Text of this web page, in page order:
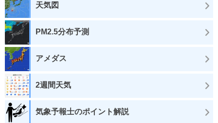
天気図
PM2.5分布予測
アメダス
2週間天気
気象予報士のポイント解説